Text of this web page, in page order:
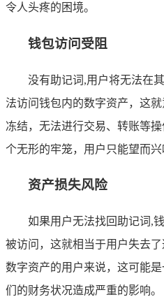
令人头疼的困境。
钱包访问受阻
没有助记词,用户将无法在
法访问钱包内的数字资产，这
冻结，无法进行交易、转账等
个无形的牢笼，用户只能望而兴
资产损失风险
如果用户无法找回助记词,
被访问，这就相当于用户失去
数字资产的用户来说，这可能
们的财务状况造成严重的影响。